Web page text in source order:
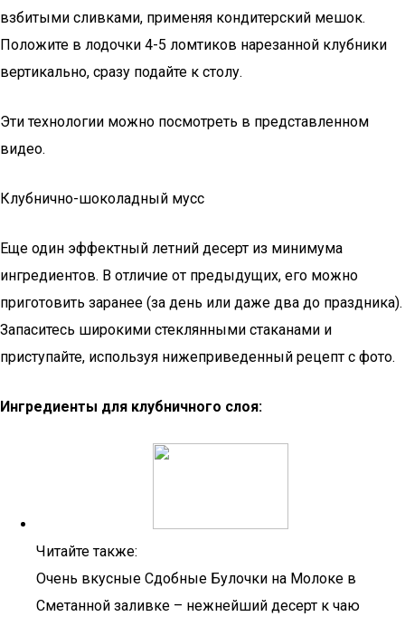
взбитыми сливками, применяя кондитерский мешок.
Положите в лодочки 4-5 ломтиков нарезанной клубники
вертикально, сразу подайте к столу.
Эти технологии можно посмотреть в представленном
видео.
Клубнично-шоколадный мусс
Еще один эффектный летний десерт из минимума
ингредиентов. В отличие от предыдущих, его можно
приготовить заранее (за день или даже два до праздника).
Запаситесь широкими стеклянными стаканами и
приступайте, используя нижеприведенный рецепт с фото.
Ингредиенты для клубничного слоя:
Читайте также:
Очень вкусные Сдобные Булочки на Молоке в
Сметанной заливке – нежнейший десерт к чаю